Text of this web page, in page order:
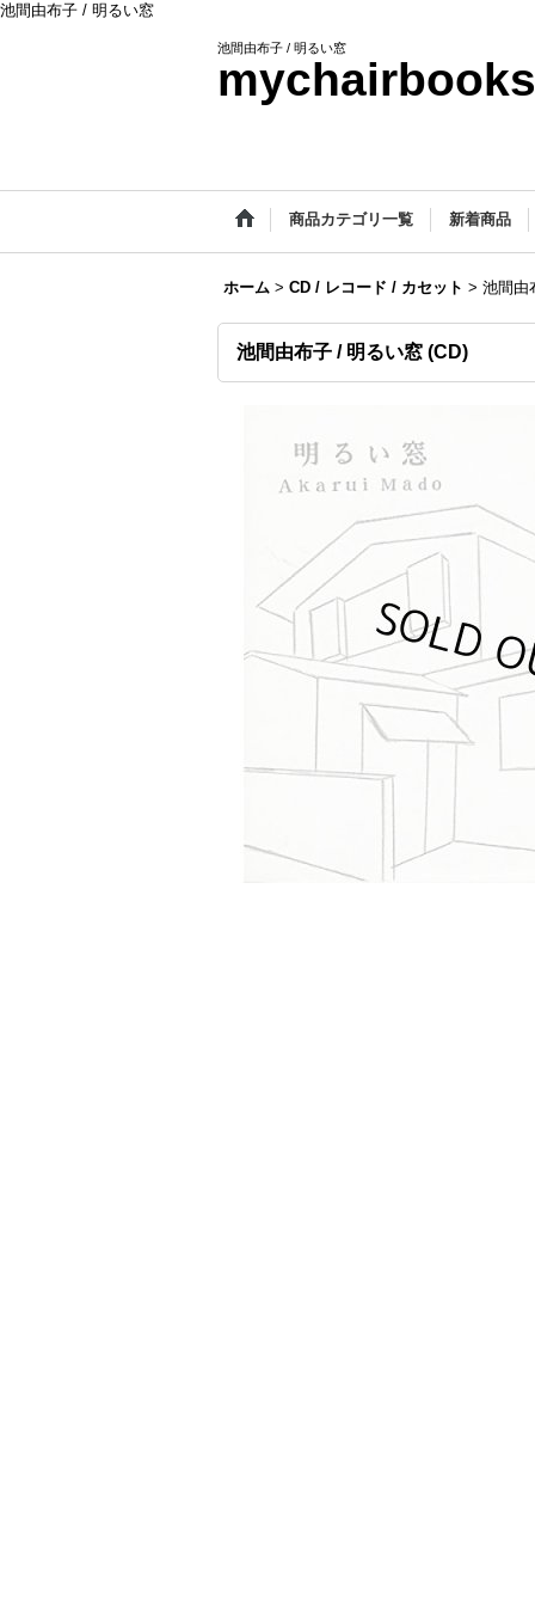
池間由布子 / 明るい窓
池間由布子 / 明るい窓
mychairbooks
商品カテゴリ一覧 新着商品
ホーム > CD / レコード / カセット > 池間由
池間由布子 / 明るい窓 (CD)